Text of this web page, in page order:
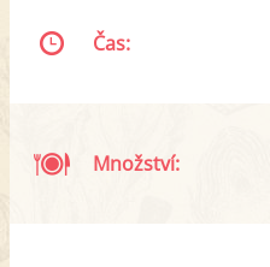
Čas:
Množství: